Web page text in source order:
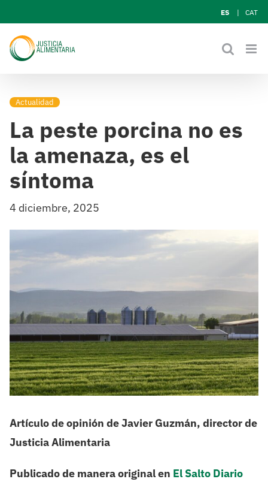
to
content
ES CAT
Actualidad
La peste porcina no es
la amenaza, es el
síntoma
4 diciembre, 2025
Artículo de opinión de Javier Guzmán, director de
Justicia Alimentaria
Publicado de manera original en El Salto Diario